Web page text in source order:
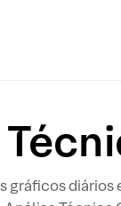
gráficos